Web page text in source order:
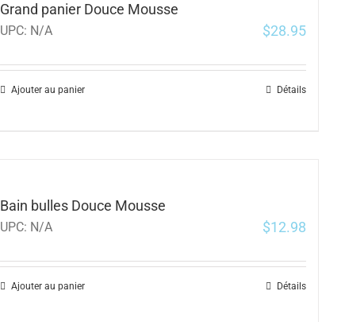
Grand panier Douce Mousse
UPC: N/A $28.95
Ajouter au panier Détails
Bain bulles Douce Mousse
UPC: N/A $12.98
Ajouter au panier Détails